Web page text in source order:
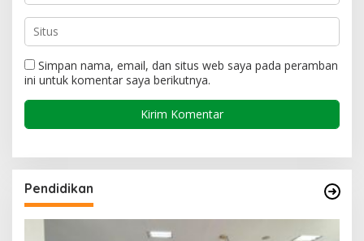
Simpan nama, email, dan situs web saya pada peramban
ini untuk komentar saya berikutnya.
Pendidikan